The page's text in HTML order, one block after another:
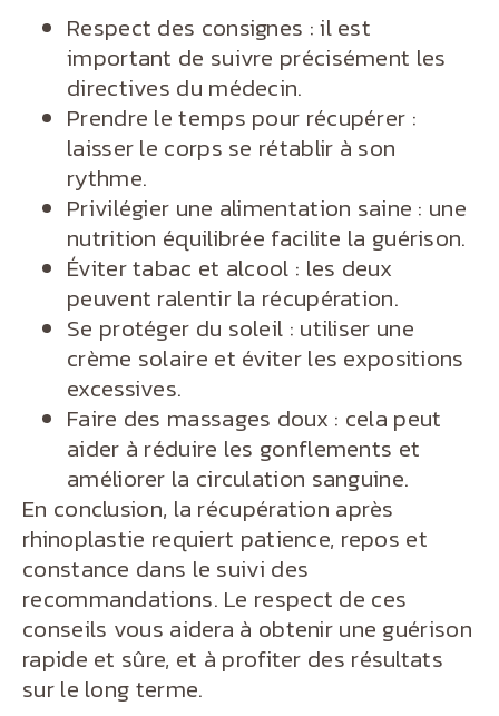
Respect des consignes : il est
important de suivre précisément les
directives du médecin.
Prendre le temps pour récupérer :
laisser le corps se rétablir à son
rythme.
Privilégier une alimentation saine : une
nutrition équilibrée facilite la guérison.
Éviter tabac et alcool : les deux
peuvent ralentir la récupération.
Se protéger du soleil : utiliser une
crème solaire et éviter les expositions
excessives.
Faire des massages doux : cela peut
aider à réduire les gonflements et
améliorer la circulation sanguine.
En conclusion, la récupération après
rhinoplastie requiert patience, repos et
constance dans le suivi des
recommandations. Le respect de ces
conseils vous aidera à obtenir une guérison
rapide et sûre, et à profiter des résultats
sur le long terme.